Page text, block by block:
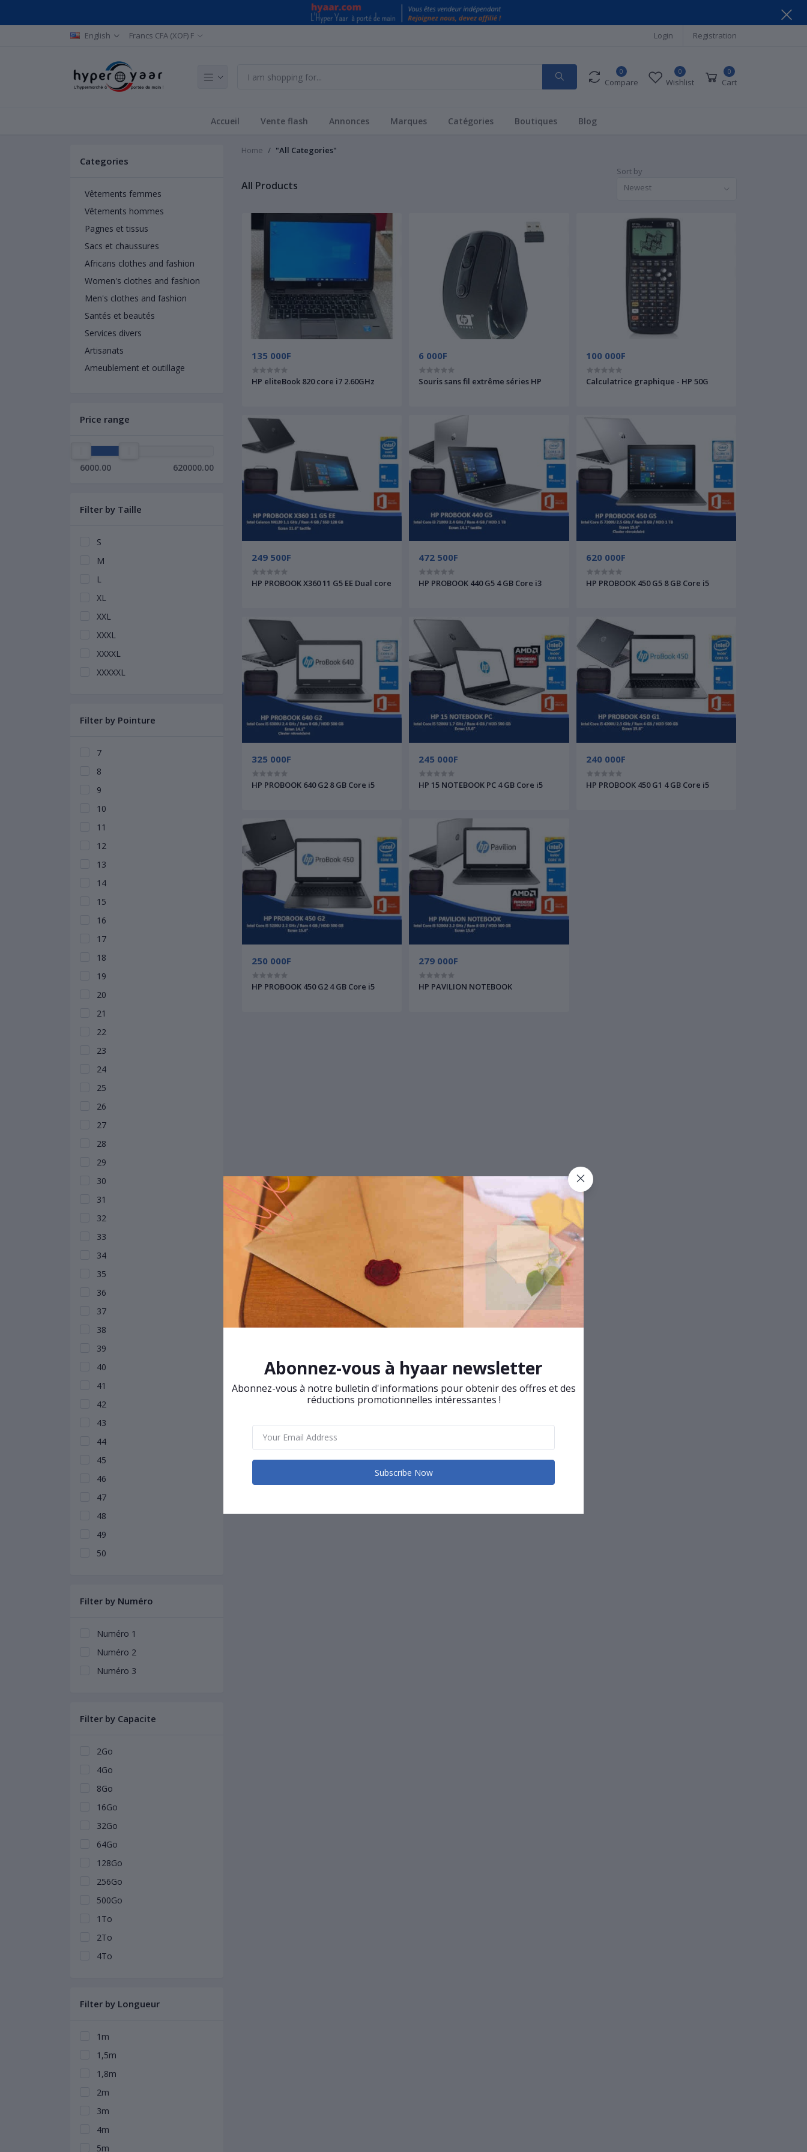
English Francs CFA (XOF) F Login Registration
0
Compare
0
Wishlist
0
Cart
Accueil Vente flash Annonces Marques Catégories Boutiques Blog
Categories
Vêtements femmes
Vêtements hommes
Pagnes et tissus
Sacs et chaussures
Africans clothes and fashion
Women's clothes and fashion
Men's clothes and fashion
Santés et beautés
Services divers
Artisanats
Ameublement et outillage
Price range
6000.00 620000.00
Filter by Taille
S
M
L
XL
XXL
XXXL
XXXXL
XXXXXL
Filter by Pointure
7
8
9
10
11
12
13
14
15
16
17
18
19
20
21
22
23
24
25
26
27
28
29
30
31
32
33
34
35
36
37
38
39
40
41
42
43
44
45
46
47
48
49
50
Filter by Numéro
Numéro 1
Numéro 2
Numéro 3
Filter by Capacite
2Go
4Go
8Go
16Go
32Go
64Go
128Go
256Go
500Go
1To
2To
4To
Filter by Longueur
1m
1,5m
1,8m
2m
3m
4m
5m
Home "All Categories"
All Products
Sort by
Newest
135 000F
HP eliteBook 820 core i7 2.60GHz
6 000F
Souris sans fil extrême séries HP
100 000F
Calculatrice graphique - HP 50G
249 500F
HP PROBOOK X360 11 G5 EE Dual core
472 500F
HP PROBOOK 440 G5 4 GB Core i3
620 000F
HP PROBOOK 450 G5 8 GB Core i5
325 000F
HP PROBOOK 640 G2 8 GB Core i5
245 000F
HP 15 NOTEBOOK PC 4 GB Core i5
240 000F
HP PROBOOK 450 G1 4 GB Core i5
250 000F
HP PROBOOK 450 G2 4 GB Core i5
279 000F
HP PAVILION NOTEBOOK
Abonnez-vous à hyaar newsletter
Abonnez-vous à notre bulletin d'informations pour obtenir des offres et des
réductions promotionnelles intéressantes !
Subscribe Now